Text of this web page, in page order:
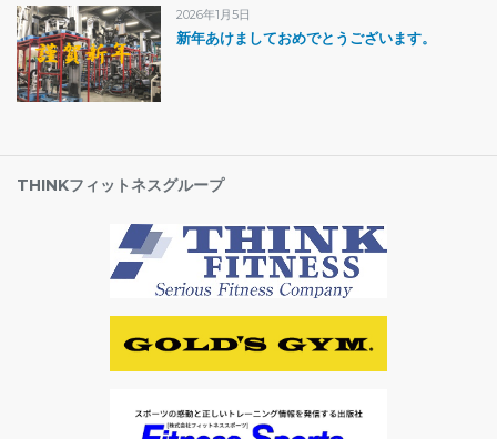
2026年1月5日
新年あけましておめでとうございます。
THINKフィットネスグループ